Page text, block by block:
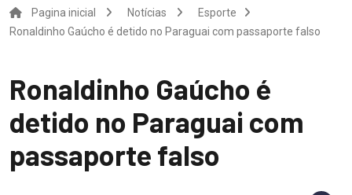
Pagina inicial Notícias
Esporte
Ronaldinho Gaúcho é detido no Paraguai com passaporte falso
Ronaldinho Gaúcho é
detido no Paraguai com
passaporte falso